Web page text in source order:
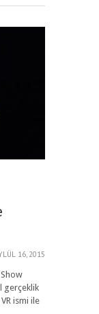
16, 2015
gerçeklik
ismi ile